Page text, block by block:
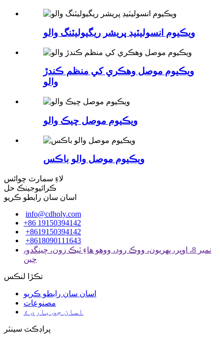
ويڪيوم انسوليٽيڊ پريشر ريگيوليٽنگ والو
ويڪيوم موصل وهڪري کي منظم ڪندڙ
والو
ويڪيوم موصل چيڪ والو
ويڪيوم موصل والو باڪس
لاءِ سمارٽ چوائس
ڪرائيوجينڪ حل
اسان سان رابطو ڪريو
info@cdholy.com
+86 19150394142
+8619150394142
+8618090111643
نمبر 8، اوڀر، پهريون، ووڪ روڊ، ووهو هاءِ ٽيڪ زون، چينگدو،
چين
تڪڙا لنڪس
اسان سان رابطو ڪريو
مصنوعات
اسان جي باري ۾
پراڊڪٽ سينٽر